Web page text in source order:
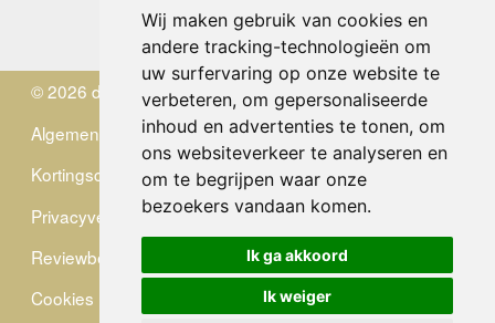
Wij maken gebruik van cookies en
andere tracking-technologieën om
uw surfervaring op onze website te
verbeteren, om gepersonaliseerde
inhoud en advertenties te tonen, om
ons websiteverkeer te analyseren en
om te begrijpen waar onze
bezoekers vandaan komen.
Ik ga akkoord
Ik weiger
Zaterdag
gesloten
Zondag
gesloten
© 2026 de Zwerver
Algemene Voorwaarden
Kortingscode
Privacyverklaring
Reviewbeleid
Cookies